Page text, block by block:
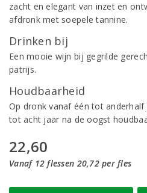
zacht en elegant van inzet en
afdronk met soepele tannine.
Drinken bij
Een mooie wijn bij gegrilde
patrijs.
Houdbaarheid
Op dronk vanaf één tot
tot acht jaar na de oogst
22,60
Vanaf 12 flessen 20,72 per fles